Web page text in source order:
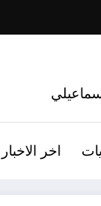
اخر الاخبار